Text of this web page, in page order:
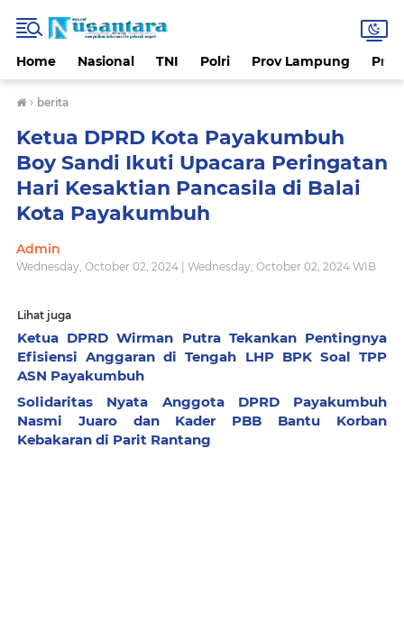
Home Nasional TNI Polri Prov Lampung
› berita
Ketua DPRD Kota Payakumbuh
Boy Sandi Ikuti Upacara Peringatan
Hari Kesaktian Pancasila di Balai
Kota Payakumbuh
Admin
Wednesday, October 02, 2024 | Wednesday, October 02, 2024 WIB
Lihat juga
Ketua DPRD Wirman Putra Tekankan Pentingnya
Efisiensi Anggaran di Tengah LHP BPK Soal TPP
ASN Payakumbuh
Solidaritas Nyata Anggota DPRD Payakumbuh
Nasmi Juaro dan Kader PBB Bantu Korban
Kebakaran di Parit Rantang